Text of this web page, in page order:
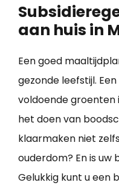
aan huis in
Een goed
gezonde leefstijl.
voldoende groenten
het doen van
klaarmaken niet
ouderdom? En is
Gelukkig kunt u een